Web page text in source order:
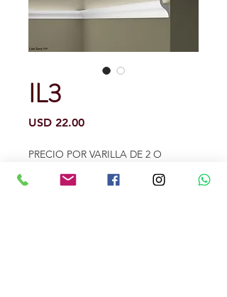
IL3
USD 22.00Precio
PRECIO POR VARILLA DE 2 O